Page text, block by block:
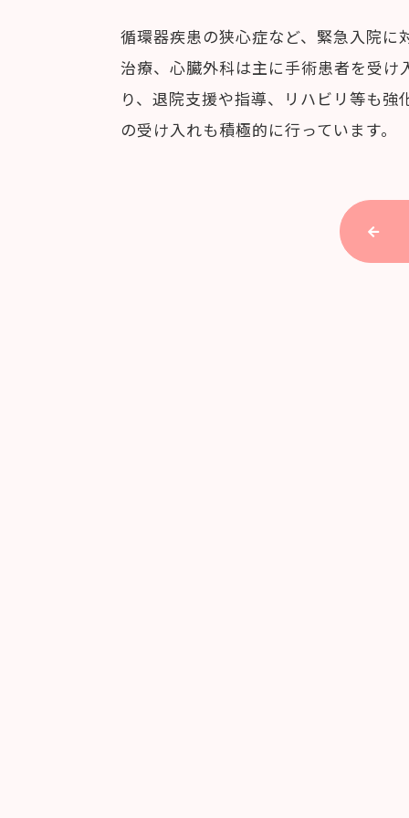
循環器疾患の狭心症など、緊急入院
治療、心臓外科は主に手術患者を受
り、退院支援や指導、リハビリ等も
の受け入れも積極的に行っています。